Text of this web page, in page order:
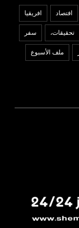
افتصاد افريقيا
تحقيقات، سفر
ملف الأسبوع